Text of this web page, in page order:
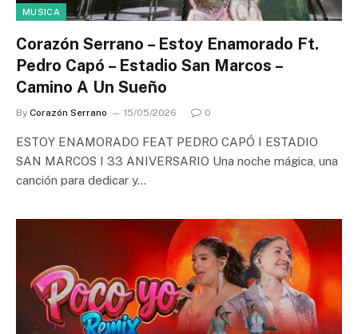
MUSICA
Corazón Serrano – Estoy Enamorado Ft.
Pedro Capó – Estadio San Marcos –
Camino A Un Sueño
By Corazón Serrano 15/05/2026 0
ESTOY ENAMORADO FEAT PEDRO CAPÓ I ESTADIO
SAN MARCOS I 33 ANIVERSARIO Una noche mágica, una
canción para dedicar y…